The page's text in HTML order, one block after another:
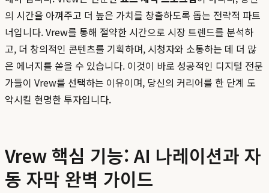
의 시간을 아껴주고 더 높은 가치를 창출하도록 돕는 전략적 파트
너입니다. Vrew를 통해 절약한 시간으로 시장 트렌드를 분석하
고, 더 창의적인 콘텐츠를 기획하며, 시청자와 소통하는 데 더 많
은 에너지를 쏟을 수 있습니다. 이것이 바로 성공적인 디지털 전문
가들이 Vrew를 선택하는 이유이며, 당신의 커리어를 한 단계 도
약시킬 현명한 투자입니다.
Vrew 핵심 기능: AI 나레이션과 자
동 자막 완벽 가이드